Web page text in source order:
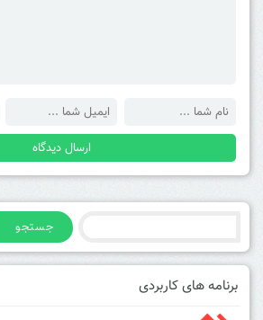
جستجو
برنامه های کاربردی